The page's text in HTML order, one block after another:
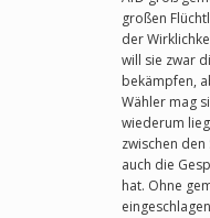
großen
der
will sie zwar
bekämpfen,
Wähler mag
wiederum
zwischen den
auch die
hat. Ohne